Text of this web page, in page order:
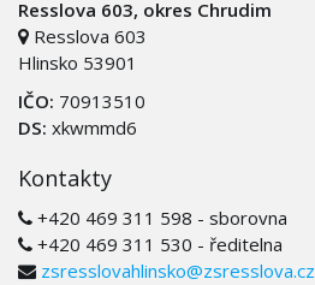
Resslova 603, okres Chrudim
Resslova 603
Hlinsko 53901
IČO: 70913510
DS: xkwmmd6
Kontakty
+420 469 311 598 - sborovna
+420 469 311 530 - ředitelna
zsresslovahlinsko@zsresslova.cz